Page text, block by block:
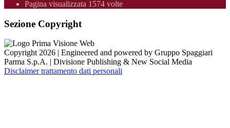
Pagina visualizzata 1574 volte
Sezione Copyright
Copyright 2026 | Engineered and powered by Gruppo Spaggiari
Parma S.p.A. | Divisione Publishing & New Social Media
Disclaimer trattamento dati personali